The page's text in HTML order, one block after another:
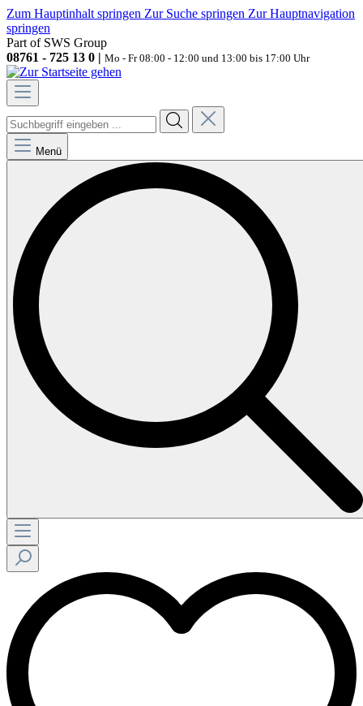
Zum Hauptinhalt springen Zur Suche springen Zur Hauptnavigation
springen
Part of SWS Group
08761 - 725 13 0 | Mo - Fr 08:00 - 12:00 und 13:00 bis 17:00 Uhr
Menü